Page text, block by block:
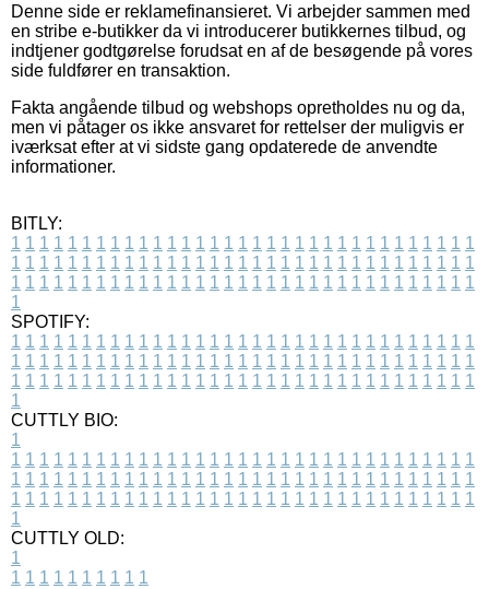
Denne side er reklamefinansieret. Vi arbejder sammen med
en stribe e-butikker da vi introducerer butikkernes tilbud, og
indtjener godtgørelse forudsat en af de besøgende på vores
side fuldfører en transaktion.
Fakta angående tilbud og webshops opretholdes nu og da,
men vi påtager os ikke ansvaret for rettelser der muligvis er
iværksat efter at vi sidste gang opdaterede de anvendte
informationer.
BITLY:
1 1 1 1 1 1 1 1 1 1 1 1 1 1 1 1 1 1 1 1 1 1 1 1 1 1 1 1 1 1 1 1 1
1 1 1 1 1 1 1 1 1 1 1 1 1 1 1 1 1 1 1 1 1 1 1 1 1 1 1 1 1 1 1 1 1
1 1 1 1 1 1 1 1 1 1 1 1 1 1 1 1 1 1 1 1 1 1 1 1 1 1 1 1 1 1 1 1 1
1
SPOTIFY:
1 1 1 1 1 1 1 1 1 1 1 1 1 1 1 1 1 1 1 1 1 1 1 1 1 1 1 1 1 1 1 1 1
1 1 1 1 1 1 1 1 1 1 1 1 1 1 1 1 1 1 1 1 1 1 1 1 1 1 1 1 1 1 1 1 1
1 1 1 1 1 1 1 1 1 1 1 1 1 1 1 1 1 1 1 1 1 1 1 1 1 1 1 1 1 1 1 1 1
1
CUTTLY BIO:
1
1 1 1 1 1 1 1 1 1 1 1 1 1 1 1 1 1 1 1 1 1 1 1 1 1 1 1 1 1 1 1 1 1
1 1 1 1 1 1 1 1 1 1 1 1 1 1 1 1 1 1 1 1 1 1 1 1 1 1 1 1 1 1 1 1 1
1 1 1 1 1 1 1 1 1 1 1 1 1 1 1 1 1 1 1 1 1 1 1 1 1 1 1 1 1 1 1 1 1
1
CUTTLY OLD:
1
1 1 1 1 1 1 1 1 1 1